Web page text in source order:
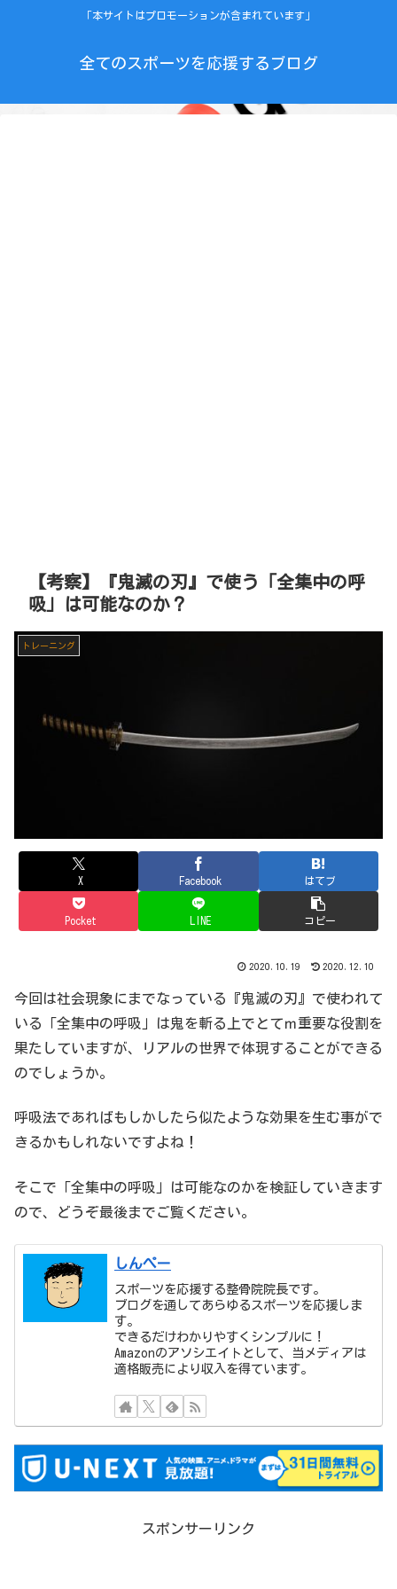
「本サイトはプロモーションが含まれています」
全てのスポーツを応援するブログ
【考察】『鬼滅の刃』で使う「全集中の呼
吸」は可能なのか？
トレーニング
X Facebook はてブ
Pocket LINE コピー
2020.10.19 2020.12.10
今回は社会現象にまでなっている『鬼滅の刃』で使われて
いる「全集中の呼吸」は鬼を斬る上でとてｍ重要な役割を
果たしていますが、リアルの世界で体現することができる
のでしょうか。
呼吸法であればもしかしたら似たような効果を生む事がで
きるかもしれないですよね！
そこで「全集中の呼吸」は可能なのかを検証していきます
ので、どうぞ最後までご覧ください。
しんぺー
スポーツを応援する整骨院院長です。
ブログを通してあらゆるスポーツを応援しま
す。
できるだけわかりやすくシンプルに！
Amazonのアソシエイトとして、当メディアは
適格販売により収入を得ています。
スポンサーリンク